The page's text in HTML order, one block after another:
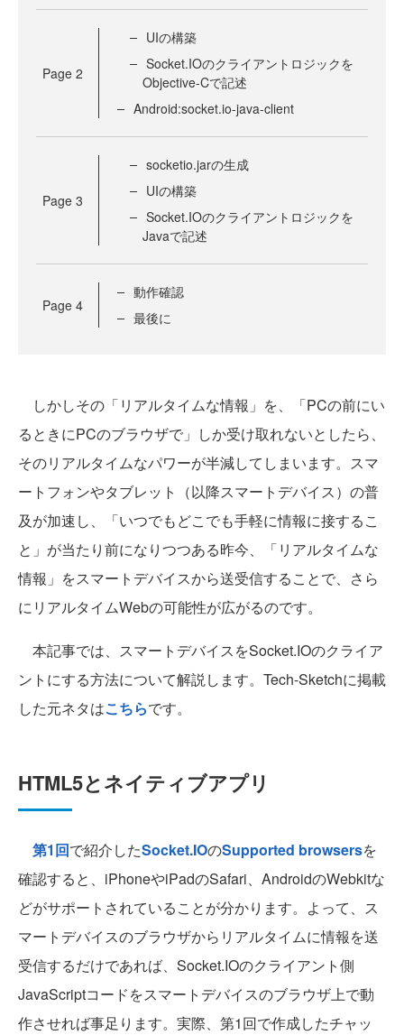
Page 2
UIの構築
Socket.IOのクライアントロジックを
Objective-Cで記述
Android:socket.io-java-client
Page 3
socketio.jarの生成
UIの構築
Socket.IOのクライアントロジックを
Javaで記述
Page 4
動作確認
最後に
しかしその「リアルタイムな情報」を、「PCの前にい
るときにPCのブラウザで」しか受け取れないとしたら、
そのリアルタイムなパワーが半減してしまいます。スマ
ートフォンやタブレット（以降スマートデバイス）の普
及が加速し、「いつでもどこでも手軽に情報に接するこ
と」が当たり前になりつつある昨今、「リアルタイムな
情報」をスマートデバイスから送受信することで、さら
にリアルタイムWebの可能性が広がるのです。
本記事では、スマートデバイスをSocket.IOのクライア
ントにする方法について解説します。Tech-Sketchに掲載
した元ネタはこちらです。
HTML5とネイティブアプリ
第1回で紹介したSocket.IOのSupported browsersを
確認すると、iPhoneやiPadのSafari、AndroidのWebkitな
どがサポートされていることが分かります。よって、ス
マートデバイスのブラウザからリアルタイムに情報を送
受信するだけであれば、Socket.IOのクライアント側
JavaScriptコードをスマートデバイスのブラウザ上で動
作させれば事足ります。実際、第1回で作成したチャッ